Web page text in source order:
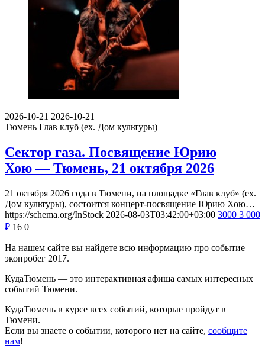
2026-10-21 2026-10-21
Тюмень Глав клуб (ex. Дом культуры)
Сектор газа. Посвящение Юрию
Хою — Тюмень, 21 октября 2026
21 октября 2026 года в Тюмени, на площадке «Глав клуб» (ex.
Дом культуры), состоится концерт-посвящение Юрию Хою…
https://schema.org/InStock 2026-08-03T03:42:00+03:00 3000 3 000
₽ 16 0
На нашем сайте вы найдете всю информацию про событие
экопробег 2017.
КудаТюмень — это интерактивная афиша самых интересных
событий Тюмени.
КудаТюмень в курсе всех событий, которые пройдут в
Тюмени.
Если вы знаете о событии, которого нет на сайте, сообщите
нам!